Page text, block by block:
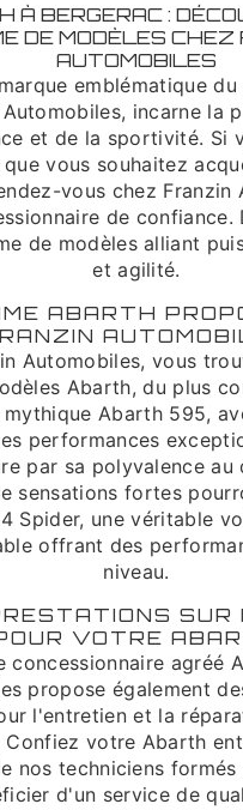
À BERGERAC :
DE MODÈLES CHEZ
AUTOMOBILES
emblématique du
incarne la
et de la sportivité. Si
vous souhaitez
vous chez Franzin
de confiance.
de modèles alliant
et agilité.
ABARTH
Automobiles, vous
Abarth, du plus
Abarth 595,
performances
par sa polyvalence au
sensations fortes
Spider, une véritable
offrant des
niveau.
SUR
VOTRE
concessionnaire agréé
propose également
l'entretien et la
Confiez votre Abarth
nos techniciens formés
d'un service de